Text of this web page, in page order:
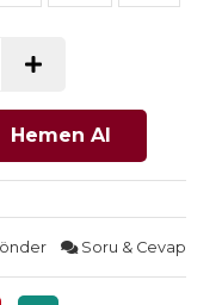
Hemen Al
Soru & Cevap